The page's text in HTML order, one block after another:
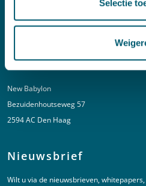
Selectie
E:kortgeding@pelsrijcken.nl
Adres
New Babylon
Bezuidenhoutseweg 57
2594 AC Den Haag
Nieuwsbrief
Wilt u via de nieuwsbrieven,